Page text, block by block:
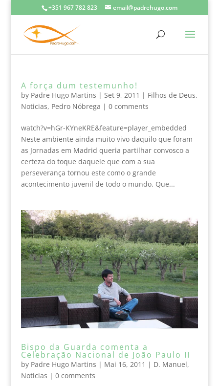
+351 967 782 823 email@padrehugo.com
A força dum testemunho!
by Padre Hugo Martins | Set 9, 2011 | Filhos de Deus,
Noticias, Pedro Nóbrega | 0 comments
watch?v=hGr-KYneKRE&feature=player_embedded
Neste ambiente ainda muito vivo daquilo que foram
as Jornadas em Madrid queria partilhar convosco a
certeza do toque daquele que com a sua
perseverança tornou este como o grande
acontecimento juvenil de todo o mundo. Que...
Bispo da Guarda comenta a
Celebração Nacional de João Paulo II
by Padre Hugo Martins | Mai 16, 2011 | D. Manuel,
Noticias | 0 comments